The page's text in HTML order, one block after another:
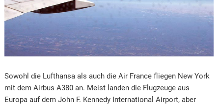
Sowohl die Lufthansa als auch die Air France fliegen New York
mit dem Airbus A380 an. Meist landen die Flugzeuge aus
Europa auf dem John F. Kennedy International Airport, aber